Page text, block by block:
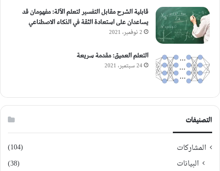
قابلية الشرح مقابل التفسير لتعلم الآلة: مفهومان قد
يساعدان على استعادة الثقة في الذكاء الاصطناعي
2 نوفمبر، 2021
التعلم العميق: مقدمة سريعة
24 سبتمبر، 2021
التصنيفات
المشاركات (104)
البيانات (38)